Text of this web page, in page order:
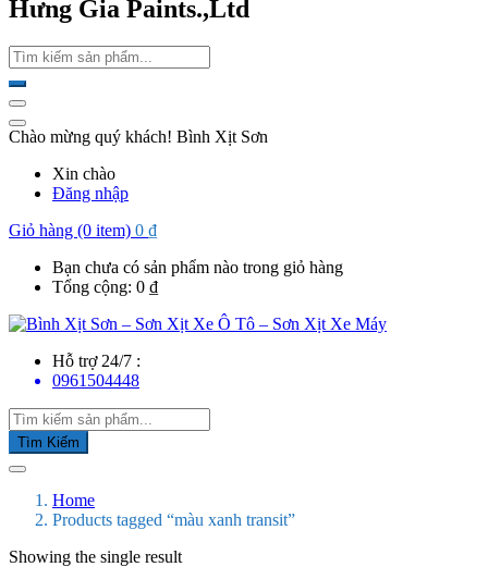
Hưng Gia Paints.,Ltd
Chào mừng quý khách! Bình Xịt Sơn
Xin chào
Đăng nhập
Giỏ hàng (0 item) 0 ₫
Bạn chưa có sản phẩm nào trong giỏ hàng
Tổng cộng: 0 ₫
Hỗ trợ 24/7 :
0961504448
Tìm Kiếm
Home
Products tagged “màu xanh transit”
Showing the single result